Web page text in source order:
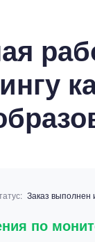
Заказ выполнен
по